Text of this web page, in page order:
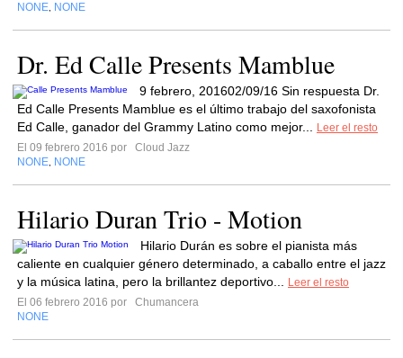
NONE NONE
Dr. Ed Calle Presents Mamblue
9 febrero, 201602/09/16 Sin respuesta Dr.
Ed Calle Presents Mamblue es el último trabajo del saxofonista
Ed Calle, ganador del Grammy Latino como mejor...
Leer el resto
El 09 febrero 2016 por
Cloud Jazz
NONE NONE
Hilario Duran Trio - Motion
Hilario Durán es sobre el pianista más
caliente en cualquier género determinado, a caballo entre el jazz
y la música latina, pero la brillantez deportivo...
Leer el resto
El 06 febrero 2016 por
Chumancera
NONE